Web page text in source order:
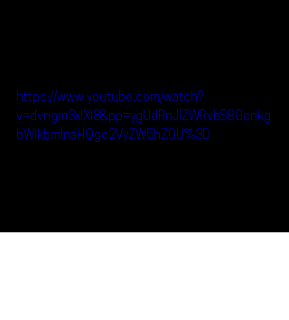
https://www.youtube.com/watch?
v=dvngm3xlXl8&pp=ygUdRnJlZWRvbSBGcnkg
bWlkbmlnaHQgc2VyZW5hZGU%3D